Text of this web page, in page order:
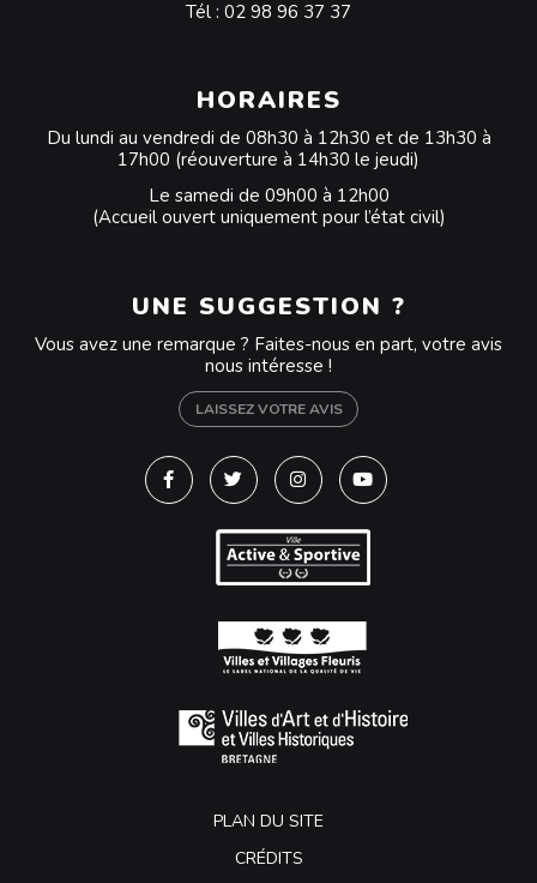
Tél : 02 98 96 37 37
HORAIRES
Du lundi au vendredi de 08h30 à 12h30 et de 13h30 à
17h00 (réouverture à 14h30 le jeudi)
Le samedi de 09h00 à 12h00
(Accueil ouvert uniquement pour l’état civil)
UNE SUGGESTION ?
Vous avez une remarque ? Faites-nous en part, votre avis
nous intéresse !
LAISSEZ VOTRE AVIS
Lien vers le compte Facebook
Lien vers le compte Twitter
Lien vers le compte
Lien vers la chaîne
PLAN DU SITE
CRÉDITS